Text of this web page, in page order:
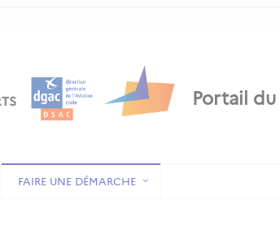
FAIRE UNE DÉMARCHE